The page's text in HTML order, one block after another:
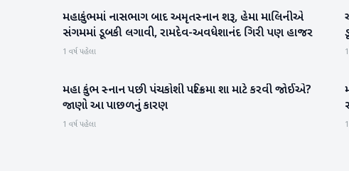
મનોરંજન
મહાકુંભમાં નાસભાગ બાદ અમૃતસ્નાન શરૂ, હેમા માલિનીએ
સંગમમાં ડૂબકી લગાવી, રામદેવ-અવધેશાનંદ ગિરી પણ હાજર
1 વર્ષ પહેલા
રાષ્ટ્રીય
મહા કુંભ સ્નાન પછી પંચકોશી પરિક્રમા શા માટે કરવી જોઈએ?
જાણો આ પાછળનું કારણ
1 વર્ષ પહેલા